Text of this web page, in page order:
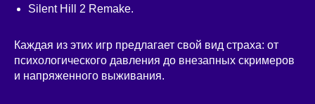
Silent Hill 2 Remake.
Каждая из этих игр предлагает свой вид страха: от
психологического давления до внезапных скримеров
и напряженного выживания.